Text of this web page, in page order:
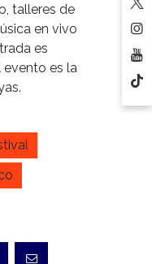
talleres de
en vivo
es
es la